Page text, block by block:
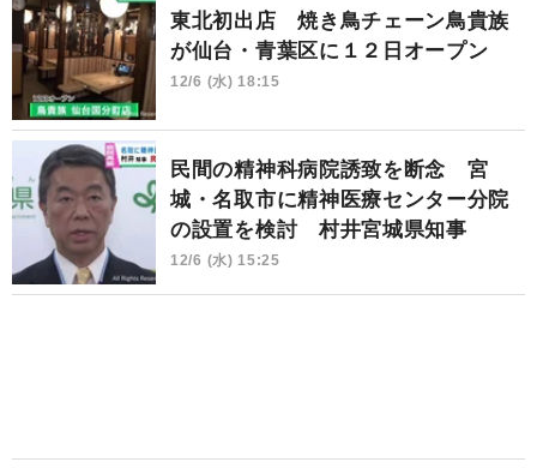
東北初出店 焼き鳥チェーン鳥貴族
が仙台・青葉区に１２日オープン
12/6 (水) 18:15
民間の精神科病院誘致を断念 宮
城・名取市に精神医療センター分院
の設置を検討 村井宮城県知事
12/6 (水) 15:25